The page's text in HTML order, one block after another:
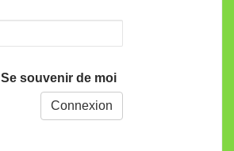
Se souvenir de moi